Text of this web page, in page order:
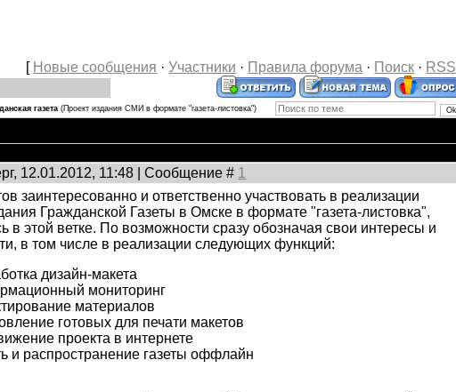
[ Новые сообщения ·Участники · Правила форума · Поиск · RSS
газета (Проект издания СМИ в формате "газета-листовка")
12.01.2012, 11:48 | Сообщение # 1
заинтересованно и ответственно участвовать в реализации
Гражданской Газеты в Омске в формате "газета-листовка",
в этой ветке. По возможности сразу обозначая свои интересы и
в том числе в реализации следующих функций:
дизайн-макета
мониторинг
материалов
готовых для печати макетов
проекта в интернете
и распространение газеты оффлайн